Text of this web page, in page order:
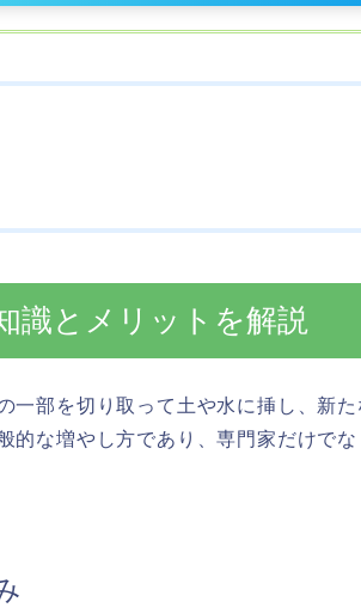
識とメリットを解説
一部を切り取って土や水に挿し、新
的な増やし方であり、専門家だけで